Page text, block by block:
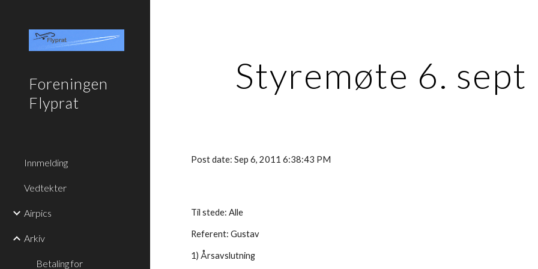
Foreningen
Flyprat
Innmelding
Vedtekter
Airpics
Arkiv
Betaling for
Styremøte 6. sept
Post date: Sep 6, 2011 6:38:43 PM
Til stede: Alle
Referent: Gustav
1) Årsavslutning